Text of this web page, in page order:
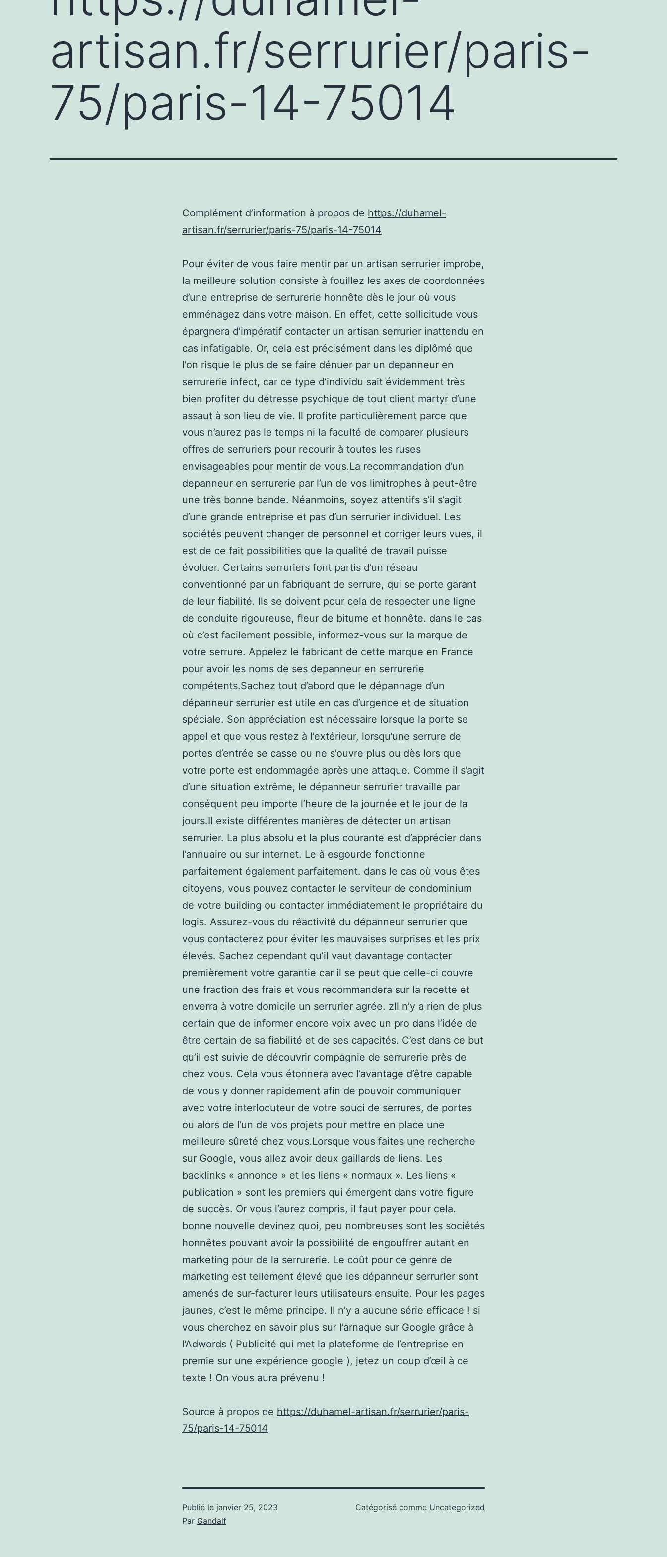
artisan.fr/serrurier/paris-
75/paris-14-75014
Complément d’information à propos de https://duhamel-
artisan.fr/serrurier/paris-75/paris-14-75014
Pour éviter de vous faire mentir par un artisan serrurier improbe,
la meilleure solution consiste à fouillez les axes de coordonnées
d’une entreprise de serrurerie honnête dès le jour où vous
emménagez dans votre maison. En effet, cette sollicitude vous
épargnera d’impératif contacter un artisan serrurier inattendu en
cas infatigable. Or, cela est précisément dans les diplômé que
l’on risque le plus de se faire dénuer par un depanneur en
serrurerie infect, car ce type d’individu sait évidemment très
bien profiter du détresse psychique de tout client martyr d’une
assaut à son lieu de vie. Il profite particulièrement parce que
vous n’aurez pas le temps ni la faculté de comparer plusieurs
offres de serruriers pour recourir à toutes les ruses
envisageables pour mentir de vous.La recommandation d’un
depanneur en serrurerie par l’un de vos limitrophes à peut-être
une très bonne bande. Néanmoins, soyez attentifs s’il s’agit
d’une grande entreprise et pas d’un serrurier individuel. Les
sociétés peuvent changer de personnel et corriger leurs vues, il
est de ce fait possibilities que la qualité de travail puisse
évoluer. Certains serruriers font partis d’un réseau
conventionné par un fabriquant de serrure, qui se porte garant
de leur fiabilité. Ils se doivent pour cela de respecter une ligne
de conduite rigoureuse, fleur de bitume et honnête. dans le cas
où c’est facilement possible, informez-vous sur la marque de
votre serrure. Appelez le fabricant de cette marque en France
pour avoir les noms de ses depanneur en serrurerie
compétents.Sachez tout d’abord que le dépannage d’un
dépanneur serrurier est utile en cas d’urgence et de situation
spéciale. Son appréciation est nécessaire lorsque la porte se
appel et que vous restez à l’extérieur, lorsqu’une serrure de
portes d’entrée se casse ou ne s’ouvre plus ou dès lors que
votre porte est endommagée après une attaque. Comme il s’agit
d’une situation extrême, le dépanneur serrurier travaille par
conséquent peu importe l’heure de la journée et le jour de la
jours.Il existe différentes manières de détecter un artisan
serrurier. La plus absolu et la plus courante est d’apprécier dans
l’annuaire ou sur internet. Le à esgourde fonctionne
parfaitement également parfaitement. dans le cas où vous êtes
citoyens, vous pouvez contacter le serviteur de condominium
de votre building ou contacter immédiatement le propriétaire du
logis. Assurez-vous du réactivité du dépanneur serrurier que
vous contacterez pour éviter les mauvaises surprises et les prix
élevés. Sachez cependant qu’il vaut davantage contacter
premièrement votre garantie car il se peut que celle-ci couvre
une fraction des frais et vous recommandera sur la recette et
enverra à votre domicile un serrurier agrée. zIl n’y a rien de plus
certain que de informer encore voix avec un pro dans l’idée de
être certain de sa fiabilité et de ses capacités. C’est dans ce but
qu’il est suivie de découvrir compagnie de serrurerie près de
chez vous. Cela vous étonnera avec l’avantage d’être capable
de vous y donner rapidement afin de pouvoir communiquer
avec votre interlocuteur de votre souci de serrures, de portes
ou alors de l’un de vos projets pour mettre en place une
meilleure sûreté chez vous.Lorsque vous faites une recherche
sur Google, vous allez avoir deux gaillards de liens. Les
backlinks « annonce » et les liens « normaux ». Les liens «
publication » sont les premiers qui émergent dans votre figure
de succès. Or vous l’aurez compris, il faut payer pour cela.
bonne nouvelle devinez quoi, peu nombreuses sont les sociétés
honnêtes pouvant avoir la possibilité de engouffrer autant en
marketing pour de la serrurerie. Le coût pour ce genre de
marketing est tellement élevé que les dépanneur serrurier sont
amenés de sur-facturer leurs utilisateurs ensuite. Pour les pages
jaunes, c’est le même principe. Il n’y a aucune série efficace ! si
vous cherchez en savoir plus sur l’arnaque sur Google grâce à
l’Adwords ( Publicité qui met la plateforme de l’entreprise en
premie sur une expérience google ), jetez un coup d’œil à ce
texte ! On vous aura prévenu !
Source à propos de https://duhamel-artisan.fr/serrurier/paris-
75/paris-14-75014
Publié le janvier 25, 2023
Par Gandalf
Catégorisé comme Uncategorized